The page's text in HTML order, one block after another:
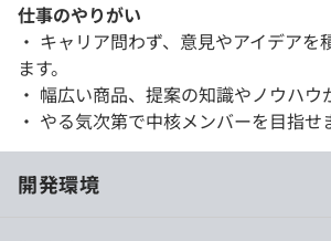
仕事のやりがい
・ キャリア問わず、意見やアイデアを
ます。
・ 幅広い商品、提案の知識やノウハウ
・ やる気次第で中核メンバーを目指せ
開発環境